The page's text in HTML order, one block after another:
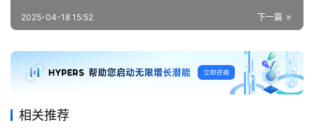
下一篇
2025-04-18 15:52
相关推荐